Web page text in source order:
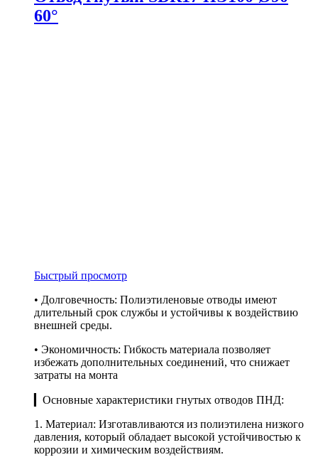
60°
Быстрый просмотр
• Долговечность: Полиэтиленовые отводы имеют
длительный срок службы и устойчивы к воздействию
внешней среды.
• Экономичность: Гибкость материала позволяет
избежать дополнительных соединений, что снижает
затраты на монта
▎Основные характеристики гнутых отводов ПНД:
1. Материал: Изготавливаются из полиэтилена низкого
давления, который обладает высокой устойчивостью к
коррозии и химическим воздействиям.